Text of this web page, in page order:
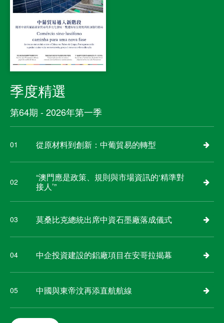
季度精選
第64期 - 2026年第一季
01 從原材料到創新：中葡貿易的轉型
02
“澳門應是政策、規則與市場資訊的‘精準對
接人’”
03 莫桑比克總統出席中資石墨廠落成儀式
04 中企投資建設的鋁廠項目在安哥拉揭幕
05 中國與東帝汶再添直航航線